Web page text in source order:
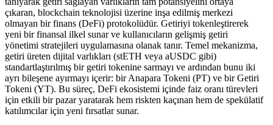
çıkaran, blockchain teknolojisi üzerine inşa edilmiş merkezi
olmayan bir finans (DeFi) protokolüdür. Getiriyi tokenleştirerek
yeni bir finansal ilkel sunar ve kullanıcıların gelişmiş getiri
yönetimi stratejileri uygulamasına olanak tanır. Temel mekanizma,
getiri üreten dijital varlıkları (stETH veya aUSDC gibi)
standartlaştırılmış bir getiri tokenine sarmayı ve ardından bunu iki
ayrı bileşene ayırmayı içerir: bir Anapara Tokeni (PT) ve bir Getiri
Tokeni (YT). Bu süreç, DeFi ekosistemi içinde faiz oranı türevleri
için etkili bir pazar yaratarak hem riskten kaçınan hem de spekülatif
katılımcılar için yeni fırsatlar sunar.